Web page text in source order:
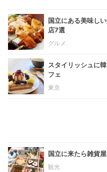
国立にある美味し
店7選
グルメ
スタイリッシュに
フェ
東京
国立に来たら雑貨
観光